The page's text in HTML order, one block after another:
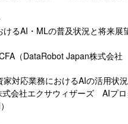
けるAI ・ MLの普及状況と将来展
（DataRobot Japan株式会社
家対応業務におけるAIの活用状
式会社エクサウィザーズ AIプ
）